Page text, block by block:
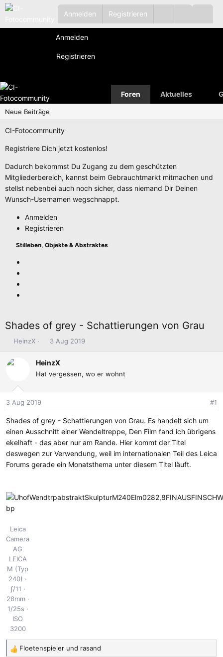
Anmelden Registrieren
Anmelden
Registrieren
Foren Aktuelles
Neue Beiträge
CI-Fotocommunity
Registriere Dich jetzt kostenlos!
Dadurch bekommst Du Zugang zu dem geschützten
Mitgliederbereich, kannst beim Gebrauchtmarkt mitmachen und
stellst nebenbei auch noch sicher, dass niemand Dir Deinen
Wunsch-Usernamen wegschnappt.
Anmelden
Registrieren
Stilleben, Objekte & Abstraktes
Shades of grey - Schattierungen von Grau
E
r
s
l
l
e
r
HeinzX
E
r
s
l
t
a
m
3 Aug 2019
HeinzX
Hat vergessen, wo er wohnt
3 Aug 2019 #1
Shades of grey - Schattierungen von Grau. Es handelt sich um
einen Ausschnitt einer Wendeltreppe, Den Film fand ich übrigens
ekelhaft - das aber nur am Rande. Hier kommt der Titel
deswegen zur Verwendung, weil im internationalen Teil des Leica
Forums gerade ein Monatsthema unter diesem Titel läuft.
Leica
Camera
AG
LEICA
M (Typ
240)
ƒ/11
28mm
1/25s
ISO
3200
R
Floetenspieler und rasand